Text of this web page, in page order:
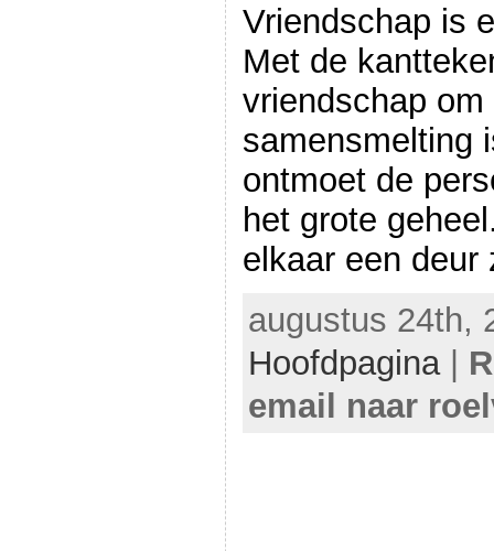
Vriendschap is
Met de
vriendschap
samensmelting
ontmoet de
het grote
elkaar een
augustus 24th,
Hoofdpagina|
email naar